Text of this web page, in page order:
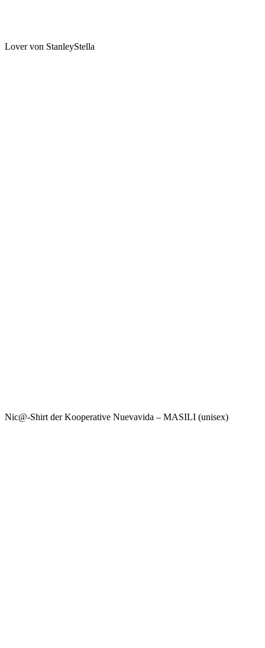
Lover von StanleyStella
Nic@-Shirt der Kooperative Nuevavida – MASILI (unisex)